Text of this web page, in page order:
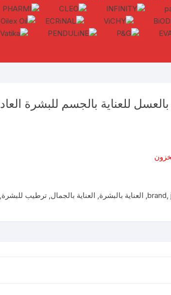
للعناية بالجسم للبشرة
brand العناية بالبشرة العناية بالجمال ترطيب للبشرة